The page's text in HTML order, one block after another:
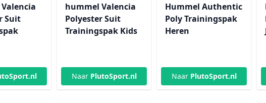
Suit
hummel Valencia
Polyester Suit
Trainingspak Kids
Naar PlutoSport.nl
Hummel Authentic
Poly Trainingspak
Heren
Naar PlutoSport.nl